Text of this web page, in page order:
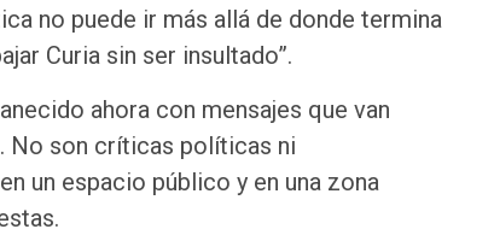
no puede ir más allá de donde termina
Curia sin ser insultado”.
ahora con mensajes que van
No son críticas políticas ni
un espacio público y en una zona